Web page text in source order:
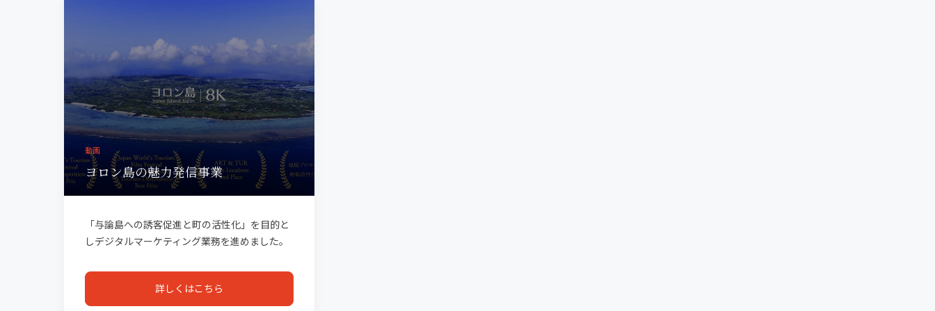
動画
ヨロン島の魅力発信事業
「与論島への誘客促進と町の活性化」を目的と
しデジタルマーケティング業務を進めました。
してプロモーションを実施。短い期間で多くの
視聴を獲得することができ、日本だけでなく海
外からも「行きたい」「美しい」といったコメ
詳しくはこちら